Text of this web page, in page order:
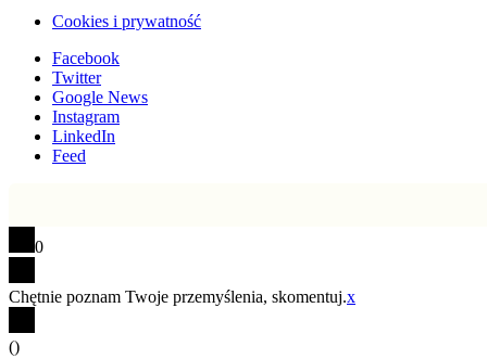
Cookies i prywatność
Facebook
Twitter
Google News
Instagram
LinkedIn
Feed
0
Chętnie poznam Twoje przemyślenia, skomentuj.x
()